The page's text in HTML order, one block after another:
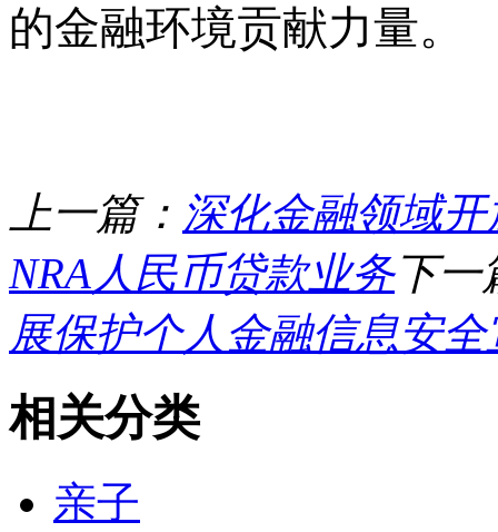
的金融环境贡献力量。
上一篇： 深化金融领域
NRA人民币贷款业务下一
展保护个人金融信息安
相关分类
亲子